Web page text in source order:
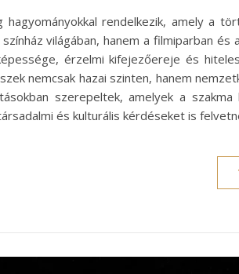
hagyományokkal rendelkezik, amely a
világában, hanem a filmiparban
érzelmi kifejezőereje és
nemcsak hazai szinten, hanem
szerepeltek, amelyek a
és kulturális kérdéseket is